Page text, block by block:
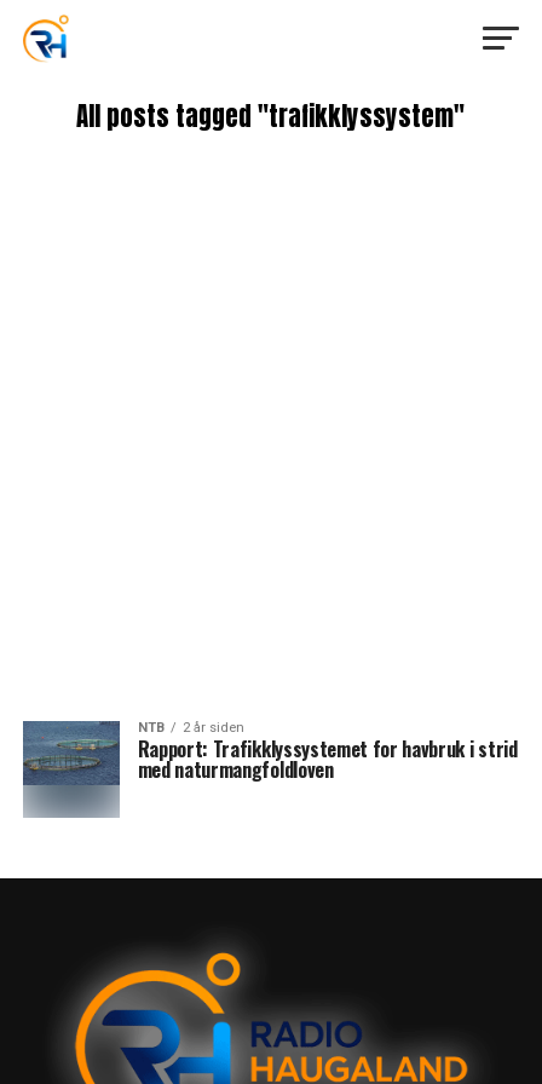
All posts tagged "trafikklyssystem"
NTB 2 år siden
Rapport: Trafikklyssystemet for havbruk i strid
med naturmangfoldloven